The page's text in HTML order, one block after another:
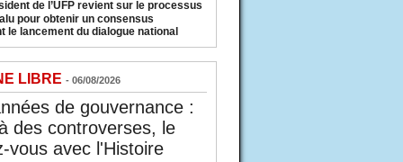
de l’UFP revient sur le processus
pour obtenir un consensus
le lancement du dialogue national
LIBRE - 06/08/2026
de gouvernance :
des controverses, le
vous avec l'Histoire